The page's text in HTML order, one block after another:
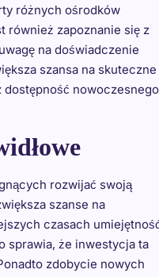
różnych ośrodków
również zapoznanie się z
na doświadczenie
szansa na skuteczne
nowoczesnego
rozwijać swoją
szanse na
czasach
sprawia, że inwestycja ta
zdobycie nowych